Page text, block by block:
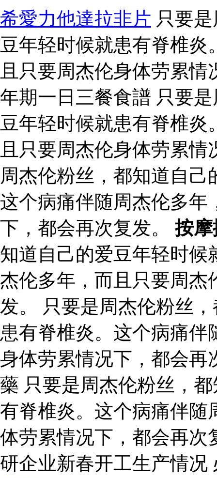
希愛力他達拉非片 只要
豆年轻时候就患有脊椎
且只要周杰伦身体劳累
年期一日三餐食譜 只要
豆年轻时候就患有脊椎
且只要周杰伦身体劳累
周杰伦粉丝，都知道自
这个病痛伴随周杰伦多年
下，都会再次复发。按
知道自己的爱豆年轻时候
杰伦多年，而且只要周杰
发。 只要是周杰伦粉丝
患有脊椎炎。这个病痛
身体劳累情况下，都会再
藥 只要是周杰伦粉丝，
有脊椎炎。这个病痛伴随
体劳累情况下，都会再次
研企业新春开工生产情